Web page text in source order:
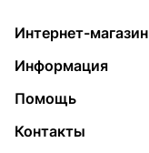
Интернет-магазин
Информация
Помощь
Контакты